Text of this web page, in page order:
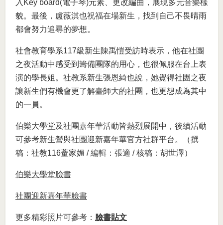
入Key board(電子琴)元素、更改編曲，展現多元音樂樣
貌。最後，盧薇淇也祝福在場新生，找到自己不畏晴雨
都會努力追尋的夢想。
社會教育學系117級新生陳禹愷受訪時表示，他在社團
之夜活動中感受到籌備團隊的用心，也很佩服在台上表
演的學長姐。社教系新生張恩綺也說，她覺得社團之夜
讓新生們有機會更了解臺師大的社團，也更想成為其中
的一員。
伯樂大學堂及社團嘉年華活動皆熱烈展開中，後續活動
可參考新生營與社團迎新嘉年華官方社群平台。（撰
稿：社教116蕫家媚 / 編輯：張適 / 核稿：胡世澤）
伯樂大學堂臉書
社團迎新嘉年華臉書
更多精彩照片可參考： 臉書貼文